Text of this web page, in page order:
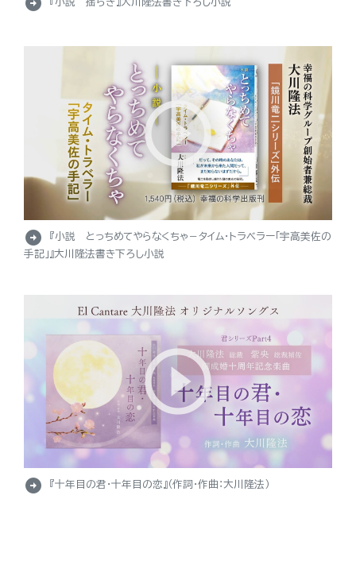
『小説 揺らぎ』大川隆法書き下ろし小説
arrow_circle_right
『小説 とっちめてやらなくちゃ－タイム・トラベラー「宇高美佐の
手記」』大川隆法書き下ろし小説
arrow_circle_right 『十年目の君・十年目の恋』（作詞・作曲：大川隆法）